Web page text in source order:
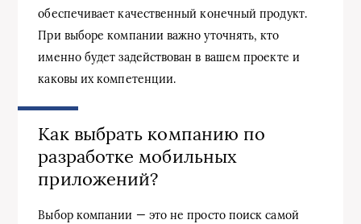
обеспечивает качественный конечный продукт.
При выборе компании важно уточнять, кто
именно будет задействован в вашем проекте и
каковы их компетенции.
Как выбрать компанию по
разработке мобильных
приложений?
Выбор компании — это не просто поиск самой